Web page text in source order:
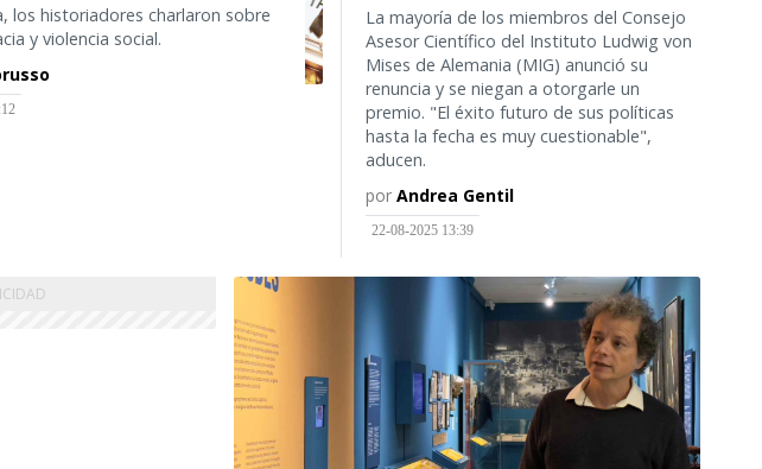
los historiadores charlaron sobre
y violencia social.
La mayoría de los miembros del Consejo
Asesor Científico del Instituto Ludwig von
Mises de Alemania (MIG) anunció su
renuncia y se niegan a otorgarle un
premio. "El éxito futuro de sus políticas
hasta la fecha es muy cuestionable",
aducen.
por Andrea Gentil
22-08-2025 13:39